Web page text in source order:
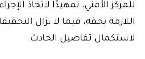
للمركز الأمني، تمهيدًا لاتخاذ
اللازمة بحقه، فيما لا تزال
لاستكمال تفاصيل الحادث.